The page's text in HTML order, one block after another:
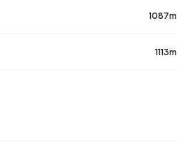
1087m
1113m